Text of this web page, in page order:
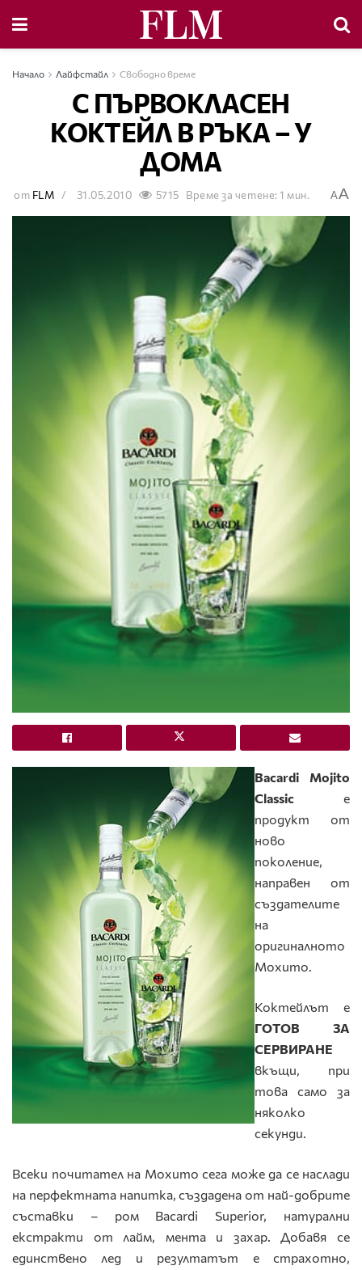
Начало Лайфстайл Свободно време
С ПЪРВОКЛАСЕН
КОКТЕЙЛ В РЪКА – У
ДОМА
от FLM 31.05.2010 5715 Време за четене: 1 мин. AA
Bacardi
Mojito
Classic
е
продукт от
ново
поколение,
направен от
създателите
на
оригиналното
Мохито.
Коктейлът е
ГОТОВ ЗА
СЕРВИРАНЕ
вкъщи, при
това само за
няколко
секунди.
Всеки почитател на Мохито сега може да се наслади
на перфектната напитка, създадена от най-добрите
съставки
– ром
Bacardi Superior, натурални
екстракти от лайм, мента и захар. Добавя се
единствено лед и резултатът е страхотно,